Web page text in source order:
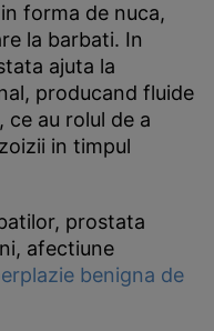
forma de nuca,
la barbati. In
ajuta la
producand fluide
au rolul de a
in timpul
prostata
afectiune
benigna de